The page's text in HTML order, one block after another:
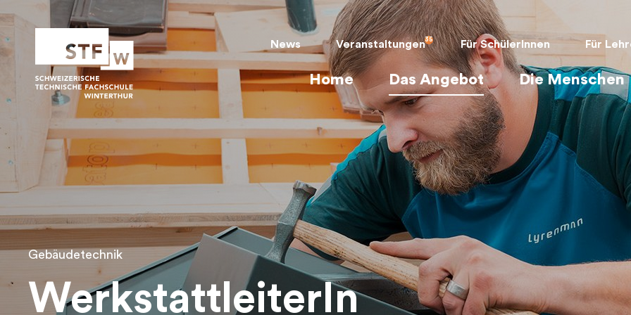
Home Das Angebot Die Menschen
Für SchülerInnen Für
News Veranstaltungen
Gebäudetechnik
WerkstattleiterIn
arrow_right
Mi Fr